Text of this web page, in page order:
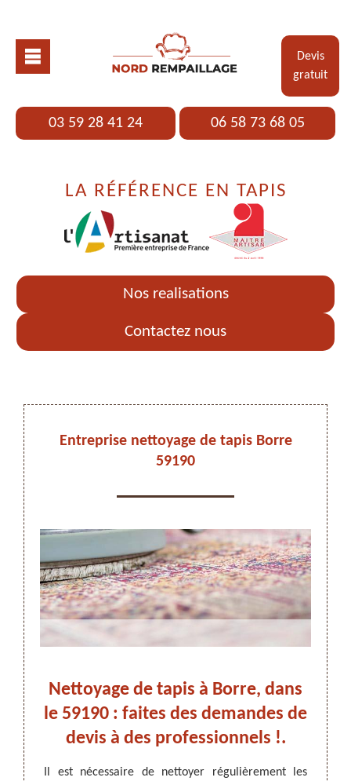
Devis
gratuit
03 59 28 41 24 06 58 73 68 05
LA RÉFÉRENCE EN TAPIS
Nos realisations
Contactez nous
Entreprise nettoyage de tapis Borre
59190
Nettoyage de tapis à Borre, dans
le 59190 : faites des demandes de
devis à des professionnels !.
Il est nécessaire de nettoyer régulièrement les
Les